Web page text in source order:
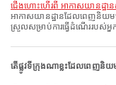
ជើងហោះហើរពី អាកាសយានដ្
អាកាសយានដ្ឋានដែលពេញនិយម
ស្រួលសម្រាប់ការធ្វើដំណើររបស់អ្ន
តើផ្លូវទីក្រុងណាខ្លះដែលពេញ